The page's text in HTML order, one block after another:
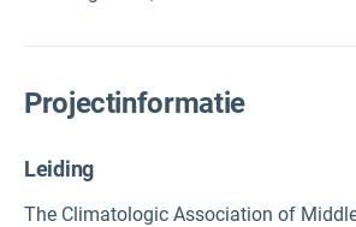
Projectinformatie
Leiding
The Climatologic Association of